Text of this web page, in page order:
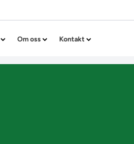
Om oss Kontakt